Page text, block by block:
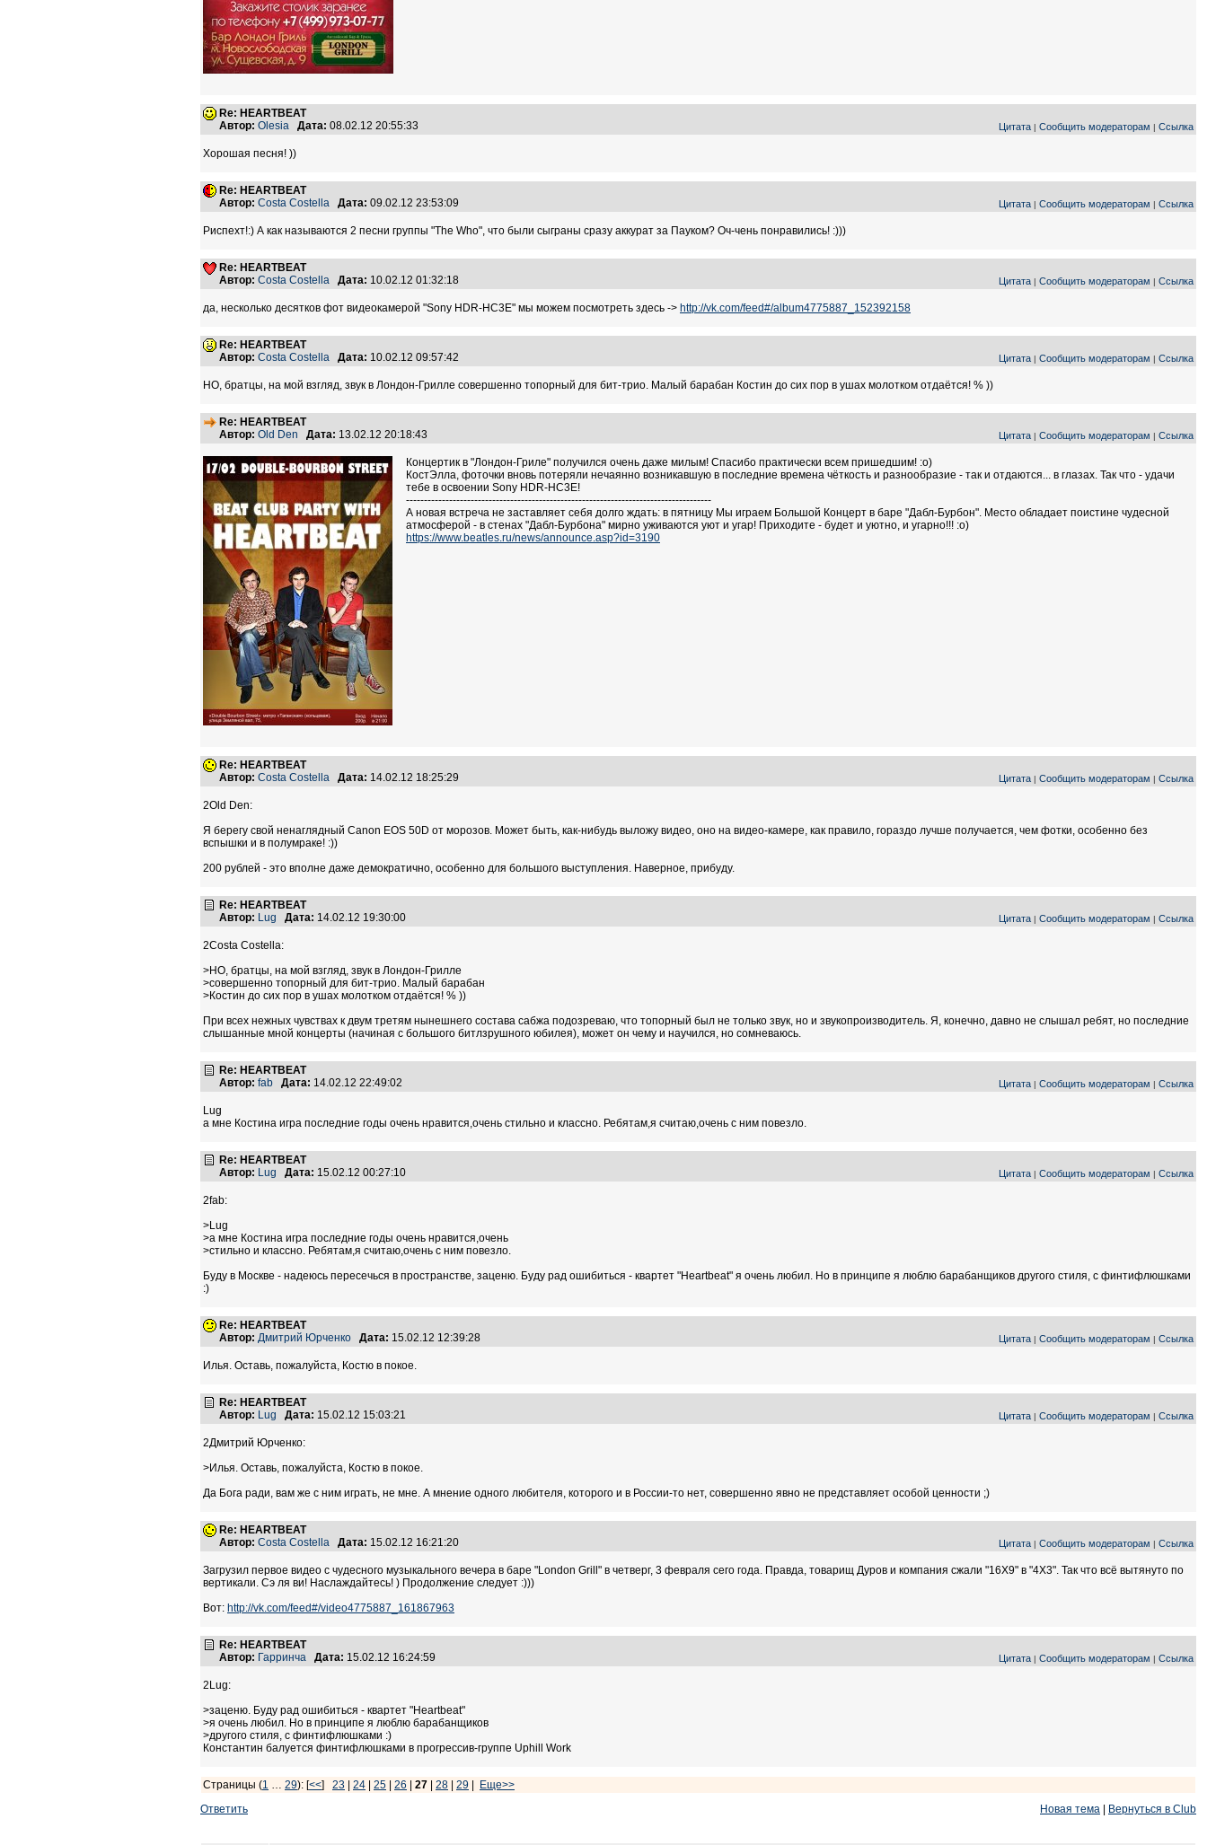
Re: HEARTBEAT
Автор: Olesia Дата: 08.02.12 20:55:33 Цитата | Сообщить модераторам | Ссылка
Хорошая песня! ))
Re: HEARTBEAT
Автор: Costa Costella Дата: 09.02.12 23:53:09 Цитата | Сообщить модераторам | Ссылка
Риспехт!:) А как называются 2 песни группы "The Who", что были сыграны сразу аккурат за Пауком? Оч-чень понравились! :)))
Re: HEARTBEAT
Автор: Costa Costella Дата: 10.02.12 01:32:18 Цитата | Сообщить модераторам | Ссылка
да, несколько десятков фот видеокамерой "Sony HDR-HC3E" мы можем посмотреть здесь -> http://vk.com/feed#/album4775887_152392158
Re: HEARTBEAT
Автор: Costa Costella Дата: 10.02.12 09:57:42 Цитата | Сообщить модераторам | Ссылка
НО, братцы, на мой взгляд, звук в Лондон-Грилле совершенно топорный для бит-трио. Малый барабан Костин до сих пор в ушах молотком отдаётся! % ))
Re: HEARTBEAT
Автор: Old Den Дата: 13.02.12 20:18:43 Цитата | Сообщить модераторам | Ссылка
Концертик в "Лондон-Гриле" получился очень даже милым! Спасибо практически всем пришедшим! :о)
КостЭлла, фоточки вновь потеряли нечаянно возникавшую в последние времена чёткость и разнообразие - так и отдаются... в глазах. Так что - удачи
тебе в освоении Sony HDR-HC3E!
-------------------------------------------------------------------------------------
А новая встреча не заставляет себя долго ждать: в пятницу Мы играем Большой Концерт в баре "Дабл-Бурбон". Место обладает поистине чудесной
атмосферой - в стенах "Дабл-Бурбона" мирно уживаются уют и угар! Приходите - будет и уютно, и угарно!!! :о)
https://www.beatles.ru/news/announce.asp?id=3190
Re: HEARTBEAT
Автор: Costa Costella Дата: 14.02.12 18:25:29 Цитата | Сообщить модераторам | Ссылка
2Old Den:
Я берегу свой ненаглядный Canon EOS 50D от морозов. Может быть, как-нибудь выложу видео, оно на видео-камере, как правило, гораздо лучше получается, чем фотки, особенно без
вспышки и в полумраке! :))
200 рублей - это вполне даже демократично, особенно для большого выступления. Наверное, прибуду.
Re: HEARTBEAT
Автор: Lug Дата: 14.02.12 19:30:00 Цитата | Сообщить модераторам | Ссылка
2Costa Costella:
>НО, братцы, на мой взгляд, звук в Лондон-Грилле
>совершенно топорный для бит-трио. Малый барабан
>Костин до сих пор в ушах молотком отдаётся! % ))
При всех нежных чувствах к двум третям нынешнего состава сабжа подозреваю, что топорный был не только звук, но и звукопроизводитель. Я, конечно, давно не слышал ребят, но последние
слышанные мной концерты (начиная с большого битлзрушного юбилея), может он чему и научился, но сомневаюсь.
Re: HEARTBEAT
Автор: fab Дата: 14.02.12 22:49:02 Цитата | Сообщить модераторам | Ссылка
Lug
а мне Костина игра последние годы очень нравится,очень стильно и классно. Ребятам,я считаю,очень с ним повезло.
Re: HEARTBEAT
Автор: Lug Дата: 15.02.12 00:27:10 Цитата | Сообщить модераторам | Ссылка
2fab:
>Lug
>а мне Костина игра последние годы очень нравится,очень
>стильно и классно. Ребятам,я считаю,очень с ним повезло.
Буду в Москве - надеюсь пересечься в пространстве, заценю. Буду рад ошибиться - квартет "Heartbeat" я очень любил. Но в принципе я люблю барабанщиков другого стиля, с финтифлюшками
:)
Re: HEARTBEAT
Автор: Дмитрий Юрченко Дата: 15.02.12 12:39:28 Цитата | Сообщить модераторам | Ссылка
Илья. Оставь, пожалуйста, Костю в покое.
Re: HEARTBEAT
Автор: Lug Дата: 15.02.12 15:03:21 Цитата | Сообщить модераторам | Ссылка
2Дмитрий Юрченко:
>Илья. Оставь, пожалуйста, Костю в покое.
Да Бога ради, вам же с ним играть, не мне. А мнение одного любителя, которого и в России-то нет, совершенно явно не представляет особой ценности ;)
Re: HEARTBEAT
Автор: Costa Costella Дата: 15.02.12 16:21:20 Цитата | Сообщить модераторам | Ссылка
Загрузил первое видео с чудесного музыкального вечера в баре "London Grill" в четверг, 3 февраля сего года. Правда, товарищ Дуров и компания сжали "16X9" в "4X3". Так что всё вытянуто по
вертикали. Сэ ля ви! Наслаждайтесь! ) Продолжение следует :)))
Вот: http://vk.com/feed#/video4775887_161867963
Re: HEARTBEAT
Автор: Гарринча Дата: 15.02.12 16:24:59 Цитата | Сообщить модераторам | Ссылка
2Lug:
>заценю. Буду рад ошибиться - квартет "Heartbeat"
>я очень любил. Но в принципе я люблю барабанщиков
>другого стиля, с финтифлюшками :)
Константин балуется финтифлюшками в прогрессив-группе Uphill Work
Страницы (1 … 29): [<<] 23 24 25 26 27 28 29
Еще>>
Ответить
Новая тема Вернуться в Club